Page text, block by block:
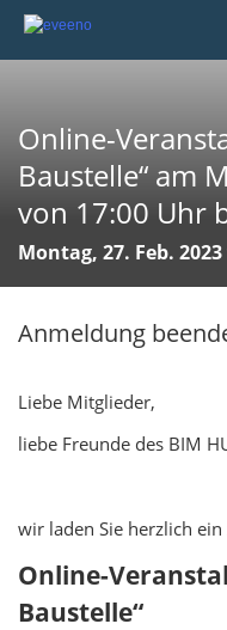
Online-
Baustelle“ am
von 17:00 Uhr
Montag, 27. Feb.
Anmeldung
Liebe Mitglieder,
liebe Freunde des BIM
wir laden Sie herzlich ein
Online-
Baustelle“